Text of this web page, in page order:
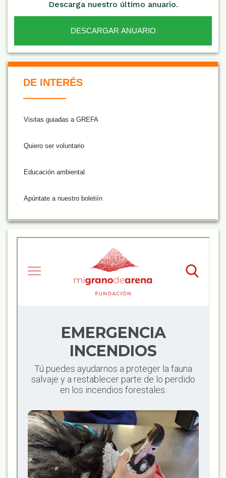
Descarga nuestro último anuario.
DESCARGAR ANUARIO
De Interés NARANJA
DE INTERÉS
Visitas guiadas a GREFA
Quiero ser voluntario
Educación ambiental
Apúntate a nuestro boletiín